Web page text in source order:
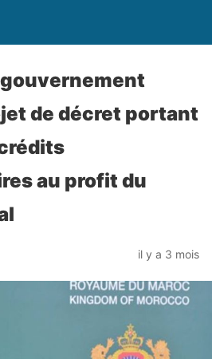
de décret portant
au profit du
il y a 3 mois